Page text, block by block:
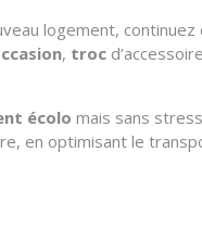
logement,
, troc
écolo mais sans
en optimisant le